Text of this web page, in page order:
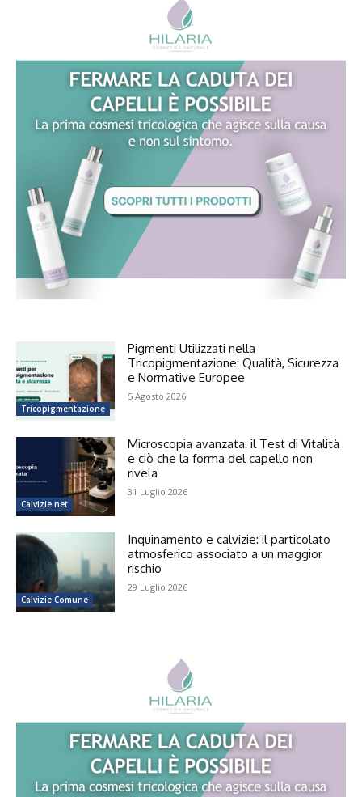
Tricopigmentazione
Pigmenti Utilizzati nella
Tricopigmentazione: Qualità, Sicurezza
e Normative Europee
5 Agosto 2026
Calvizie.net
Microscopia avanzata: il Test di Vitalità
e ciò che la forma del capello non
rivela
31 Luglio 2026
Calvizie Comune
Inquinamento e calvizie: il particolato
atmosferico associato a un maggior
rischio
29 Luglio 2026